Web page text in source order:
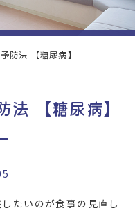
防法 【糖尿病】
【糖尿病】
たいのが食事の見直し